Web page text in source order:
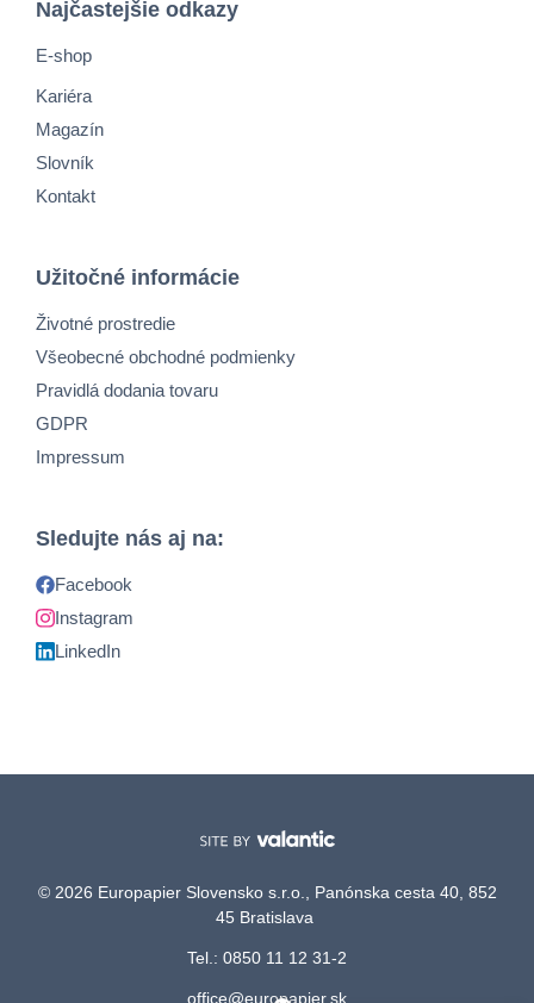
Najčastejšie odkazy
E-shop
Kariéra
Magazín
Slovník
Kontakt
Užitočné informácie
Životné prostredie
Všeobecné obchodné podmienky
Pravidlá dodania tovaru
GDPR
Impressum
Sledujte nás aj na:
Facebook
Instagram
LinkedIn
© 2026 Europapier Slovensko s.r.o., Panónska cesta 40, 852
45 Bratislava
Tel.: 0850 11 12 31-2
office@europapier.sk